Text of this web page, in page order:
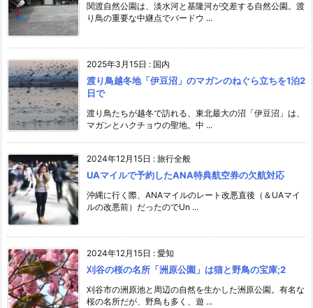
関渡自然公園は、淡水河と基隆河が交差する自然公園。渡
り鳥の重要な中継点でバードウ ...
2025年3月15日 : 国内
渡り鳥越冬地「伊豆沼」のマガンのねぐら立ちを1泊2
日で
渡り鳥たちが越冬で訪れる、東北最大の沼「伊豆沼」は、
マガンとハクチョウの聖地。中 ...
2024年12月15日 : 旅行全般
UAマイルで予約したANA特典航空券の欠航対応
沖縄に行く際、ANAマイルのレート改悪直後（＆UAマイ
ルの改悪前）だったのでUn ...
2024年12月15日 : 愛知
刈谷の桜の名所「洲原公園」は猫と野鳥の宝庫;2
刈谷市の洲原池と周辺の自然を生かした洲原公園。有名な
桜の名所だが、野鳥も多く、遊 ...